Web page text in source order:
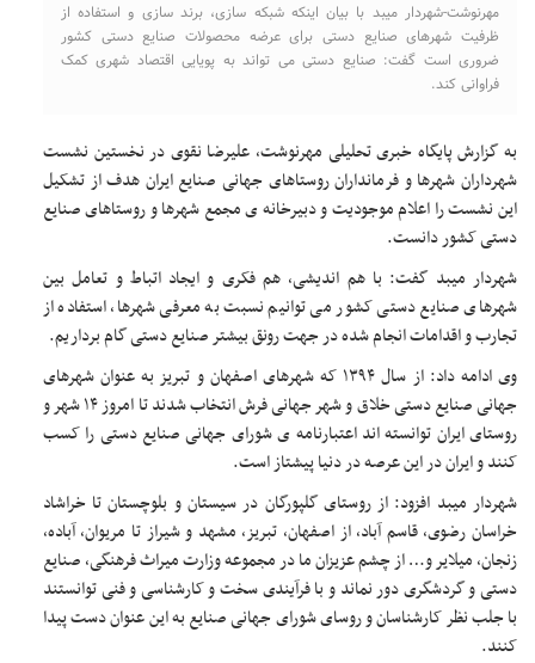
مهرنوشت-شهردار میبد با بیان اینکه شبکه سازی، برند سازی و استفاده از
ظرفیت شهرهای صنایع دستی برای عرضه محصولات صنایع دستی کشور
ضروری است گفت: صنایع دستی می تواند به پویایی اقتصاد شهری کمک
فراوانی کند.
به گزارش پایگاه خبری تحلیلی مهرنوشت، علیرضا نقوی در نخستین نشست
شهرداران شهرها و فرمانداران روستاهای جهانی صنایع ایران هدف از تشکیل
این نشست را اعلام موجودیت و دبیرخانه ی مجمع شهرها و روستاهای صنایع
دستی کشور دانست.
شهردار میبد گفت: با هم اندیشی، هم فکری و ایجاد اتباط و تعامل بین
شهرهای صنایع دستی کشور می توانیم نسبت به معرفی شهرها، استفاده از
تجارب و اقدامات انجام شده در جهت رونق بیشتر صنایع دستی گام برداریم.
وی ادامه داد: از سال ۱۳۹۴ که شهرهای اصفهان و تبریز به عنوان شهرهای
جهانی صنایع دستی خلاق و شهر جهانی فرش انتخاب شدند تا امروز ۱۴ شهر و
روستای ایران توانسته اند اعتبارنامه ی شورای جهانی صنایع دستی را کسب
کنند و ایران در این عرصه در دنیا پیشتاز است.
شهردار میبد افزود: از روستای گلپورگان در سیستان و بلوچستان تا خراشاد
خراسان رضوی، قاسم آباد، از اصفهان، تبریز، مشهد و شیراز تا مریوان، آباده،
زنجان، میلایر و… از چشم عزیزان ما در مجموعه وزارت میراث فرهنگی، صنایع
دستی و گردشگری دور نماند و با فرآیندی سخت و کارشناسی و فنی توانستند
با جلب نظر کارشناسان و روسای شورای جهانی صنایع به این عنوان دست پیدا
کنند.